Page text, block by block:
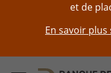
et de
En savoir